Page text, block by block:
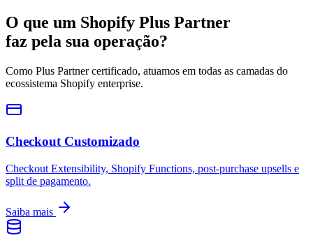
O que um Shopify Plus Partner
faz pela sua operação?
Como Plus Partner certificado, atuamos em todas as camadas do
ecossistema Shopify enterprise.
Checkout Customizado
Checkout Extensibility, Shopify Functions, post-purchase upsells e
split de pagamento.
Saiba mais